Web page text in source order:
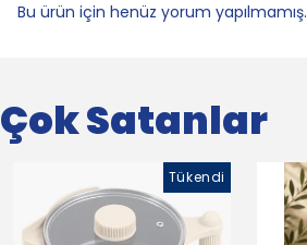
Bu ürün için henüz yorum yapılmamış.
Çok Satanlar
Tükendi